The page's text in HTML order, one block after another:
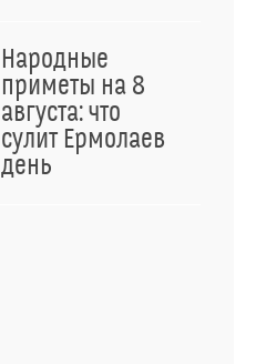
Народные
приметы на 8
августа: что
сулит Ермолаев
день